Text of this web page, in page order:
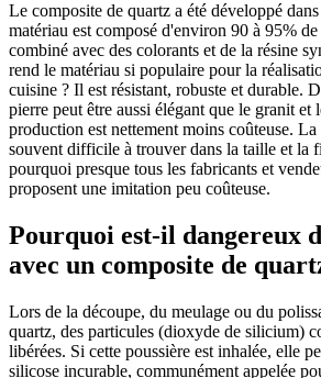
Le composite de quartz a été développé
matériau est composé d'environ 90 à 95%
combiné avec des colorants et de la résine
rend le matériau si populaire pour la
cuisine ? Il est résistant, robuste et durable.
pierre peut être aussi élégant que le granit et
production est nettement moins coûteuse.
souvent difficile à trouver dans la taille et la
pourquoi presque tous les fabricants et
proposent une imitation peu coûteuse.
Pourquoi est-il dangereux
avec un composite de
Lors de la découpe, du meulage ou du
quartz, des particules (dioxyde de silicium)
libérées. Si cette poussière est inhalée, elle
silicose incurable, communément appelée